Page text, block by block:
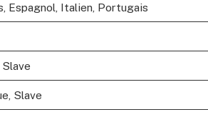
Espagnol, Italien, Portugais
Slave
Slave